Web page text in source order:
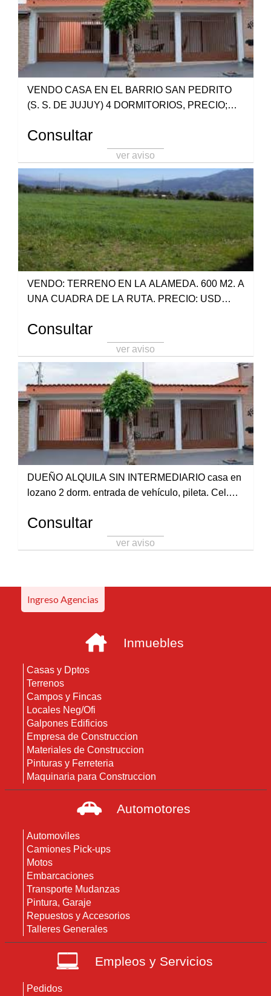
VENDO CASA EN EL BARRIO SAN PEDRITO
(S. S. DE JUJUY) 4 DORMITORIOS, PRECIO;
RECIBE VEHICULO EN PARTE DE PAGO. 388-
5061044 MARTILLERA STELLA BORRONI
Consultar
ver aviso
VENDO: TERRENO EN LA ALAMEDA. 600 M2. A
UNA CUADRA DE LA RUTA. PRECIO: USD
BORRONI
Consultar
ver aviso
DUEÑO ALQUILA SIN INTERMEDIARIO casa en
lozano 2 dorm. entrada de vehículo, pileta. Cel.
Consultar
ver aviso
Ingreso Agencias
Inmuebles
Casas y Dptos
Terrenos
Campos y Fincas
Locales Neg/Ofi
Galpones Edificios
Empresa de Construccion
Materiales de Construccion
Pinturas y Ferreteria
Maquinaria para Construccion
Automotores
Automoviles
Camiones Pick-ups
Motos
Embarcaciones
Transporte Mudanzas
Pintura, Garaje
Repuestos y Accesorios
Talleres Generales
Empleos y Servicios
Pedidos